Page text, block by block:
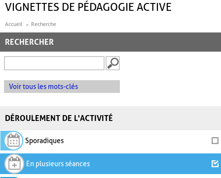
VIGNETTES DE PÉDAGOGIE ACTIVE
Accueil Recherche
RECHERCHER
Voir tous les mots-clés
DÉROULEMENT DE L'ACTIVITÉ
Sporadiques
En plusieurs séances